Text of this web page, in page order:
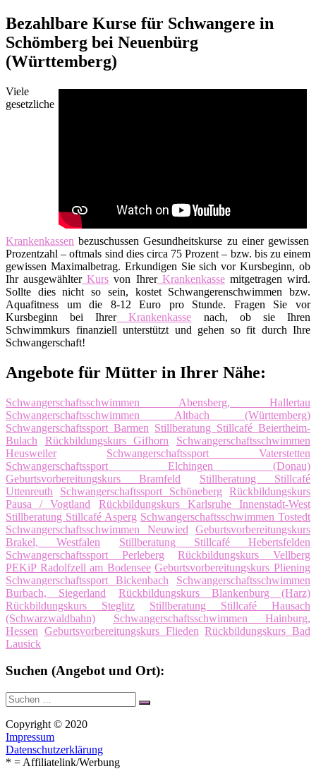
Bezahlbare Kurse für Schwangere in
Schömberg bei Neuenbürg
(Württemberg)
Viele
gesetzliche
Krankenkassen bezuschussen Gesundheitskurse zu einer gewissen
Prozentzahl – oftmals sind dies circa 75 Prozent – bzw. bis zu einem
gewissen Maximalbetrag. Erkundigen Sie sich vor Kursbeginn, ob
Ihr ausgewählterKurs von IhrerKrankenkassemitgetragen wird.
Sollte dies nicht so sein, kostet Schwangerenschwimmen bzw.
Aquafitness um die 8-12 Euro pro Stunde. Fragen Sie vor
Kursbeginn bei IhrerKrankenkasse nach, ob sie Ihren
Schwimmkurs finanziell unterstützt und gehen so fit durch Ihre
Schwangerschaft!
Angebote für Mütter in Ihrer Nähe:
Schwangerschaftsschwimmen Abensberg, Hallertau
Schwangerschaftsschwimmen Altbach (Württemberg)
Schwangerschaftssport Barmen Stillberatung Stillcafé Beiertheim-
Bulach
Rückbildungskurs Gifhorn
Schwangerschaftsschwimmen
Heusweiler
Schwangerschaftssport Vaterstetten
Schwangerschaftssport Elchingen (Donau)
Geburtsvorbereitungskurs Bramfeld
Stillberatung Stillcafé
Uttenreuth
Schwangerschaftssport Schöneberg
Rückbildungskurs
Pausa / Vogtland
Rückbildungskurs Karlsruhe Innenstadt-West
Stillberatung Stillcafé Asperg Schwangerschaftsschwimmen Tostedt
Schwangerschaftsschwimmen Neuwied
Geburtsvorbereitungskurs
Brakel, Westfalen
Stillberatung Stillcafé Hebertsfelden
Schwangerschaftssport Perleberg
Rückbildungskurs Vellberg
PEKiP Radolfzell am Bodensee Geburtsvorbereitungskurs Pliening
Schwangerschaftssport Bickenbach
Schwangerschaftsschwimmen
Burbach, Siegerland
Rückbildungskurs Blankenburg (Harz)
Rückbildungskurs Steglitz
Stillberatung Stillcafé Hausach
(Schwarzwaldbahn)
Schwangerschaftsschwimmen Hainburg,
Hessen Geburtsvorbereitungskurs Flieden Rückbildungskurs Bad
Lausick
Suchen (Angebot und Ort):
Suche
nach:
Suchen
Copyright © 2020
Impressum
Datenschutzerklärung
* = Affiliatelink/Werbung